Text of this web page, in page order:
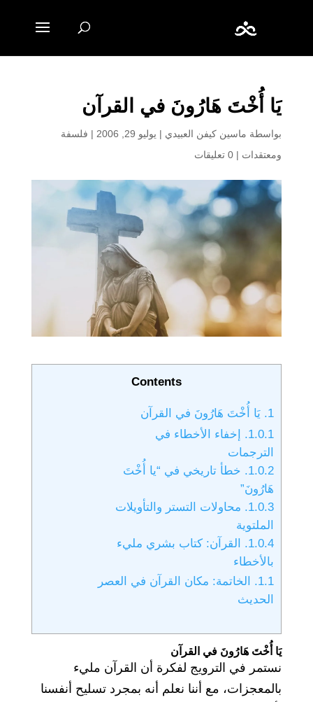
يَا أُخْتَ هَارُونَ في القرآن
بواسطة ماسين كيفن العبيدي | يوليو 29, 2006 | فلسفة
ومعتقدات | 0 تعليقات
Contents
1. يَا أُخْتَ هَارُونَ في القرآن
1.0.1.
إخفاء الأخطاء في
الترجمات
1.0.2.
خطأ تاريخي في “يا أُخْتَ
هَارُونَ”
1.0.3.
محاولات التستر والتأويلات
الملتوية
1.0.4.
القرآن: كتاب بشري مليء
بالأخطاء
1.1.
الخاتمة: مكان القرآن في العصر
الحديث
يَا أُخْتَ هَارُونَ في القرآن
نستمر في الترويج لفكرة أن القرآن مليء
بالمعجزات، مع أننا نعلم أنه بمجرد تسليح أنفسنا